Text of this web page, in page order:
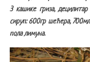
3 кашике гриза,
сируп: 600гр шећера,
пола лимуна.